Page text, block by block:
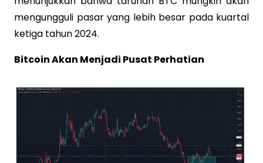
mengungguli pasar yang lebih besar pada kuartal
ketiga tahun 2024.
Bitcoin Akan Menjadi Pusat Perhatian